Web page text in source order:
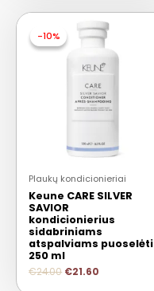
-10%
-10%
Plaukų kondicionieriai
Keune CARE SILVER
SAVIOR
kondicionierius
sidabriniams
atspalviams puoselėti
250 ml
€24.00 €21.60